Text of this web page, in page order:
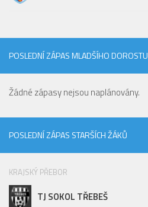
POSLEDNÍ ZÁPAS MLADŠÍHO DOROSTU
Žádné zápasy nejsou naplánovány.
POSLEDNÍ ZÁPAS STARŠÍCH ŽÁKŮ
KRAJSKÝ PŘEBOR
TJ SOKOL TŘEBEŠ